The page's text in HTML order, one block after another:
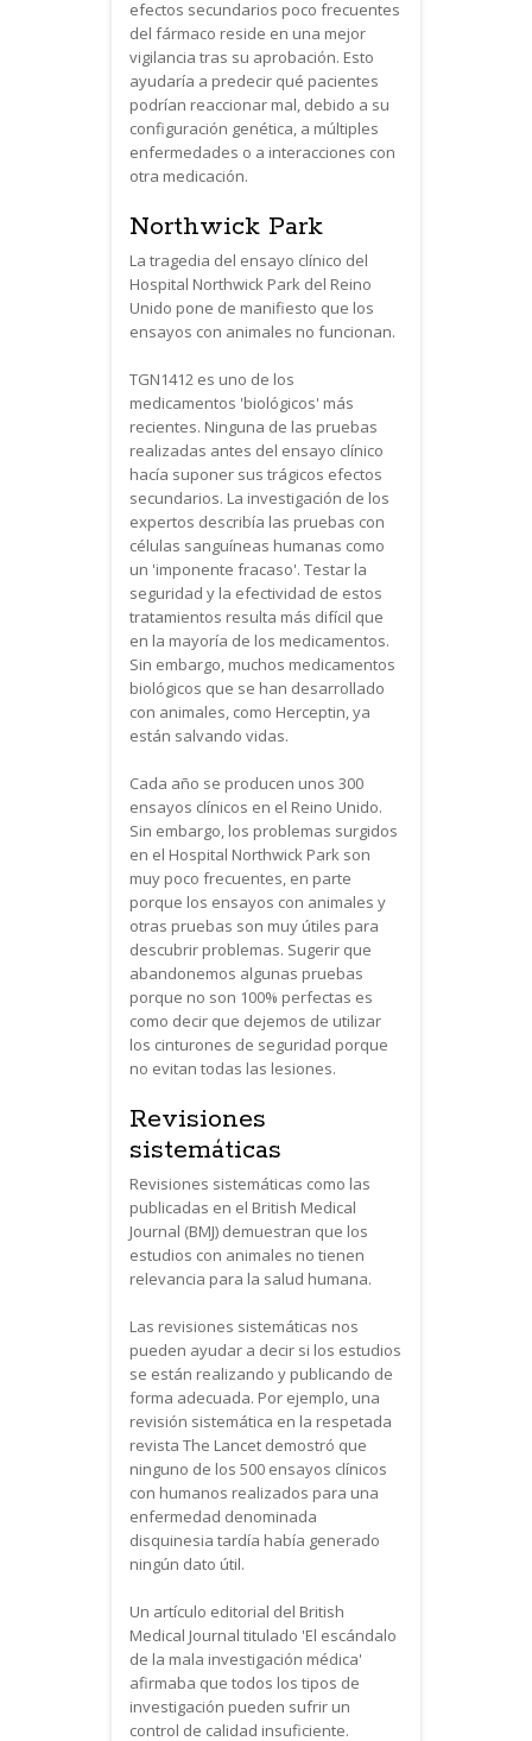
efectos secundarios poco frecuentes
del fármaco reside en una mejor
vigilancia tras su aprobación. Esto
ayudaría a predecir qué pacientes
podrían reaccionar mal, debido a su
configuración genética, a múltiples
enfermedades o a interacciones con
otra medicación.
Northwick Park
La tragedia del ensayo clínico del
Hospital Northwick Park del Reino
Unido pone de manifiesto que los
ensayos con animales no funcionan.
TGN1412 es uno de los
medicamentos 'biológicos' más
recientes. Ninguna de las pruebas
realizadas antes del ensayo clínico
hacía suponer sus trágicos efectos
secundarios. La investigación de los
expertos describía las pruebas con
células sanguíneas humanas como
un 'imponente fracaso'. Testar la
seguridad y la efectividad de estos
tratamientos resulta más difícil que
en la mayoría de los medicamentos.
Sin embargo, muchos medicamentos
biológicos que se han desarrollado
con animales, como Herceptin, ya
están salvando vidas.
Cada año se producen unos 300
ensayos clínicos en el Reino Unido.
Sin embargo, los problemas surgidos
en el Hospital Northwick Park son
muy poco frecuentes, en parte
porque los ensayos con animales y
otras pruebas son muy útiles para
descubrir problemas. Sugerir que
abandonemos algunas pruebas
porque no son 100% perfectas es
como decir que dejemos de utilizar
los cinturones de seguridad porque
no evitan todas las lesiones.
Revisiones
sistemáticas
Revisiones sistemáticas como las
publicadas en el British Medical
Journal (BMJ) demuestran que los
estudios con animales no tienen
relevancia para la salud humana.
Las revisiones sistemáticas nos
pueden ayudar a decir si los estudios
se están realizando y publicando de
forma adecuada. Por ejemplo, una
revisión sistemática en la respetada
revista The Lancet demostró que
ninguno de los 500 ensayos clínicos
con humanos realizados para una
enfermedad denominada
disquinesia tardía había generado
ningún dato útil.
Un artículo editorial del British
Medical Journal titulado 'El escándalo
de la mala investigación médica'
afirmaba que todos los tipos de
investigación pueden sufrir un
control de calidad insuficiente.